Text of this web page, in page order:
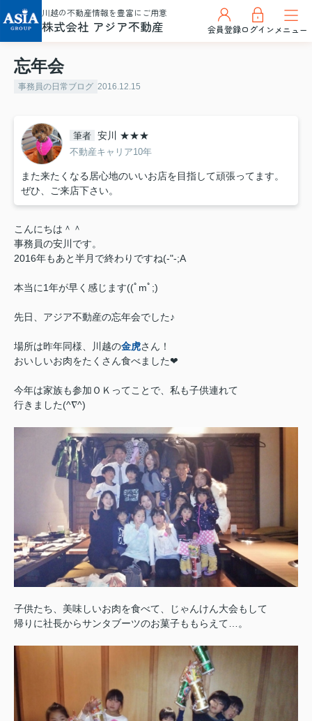
川越の不動産情報を豊富にご用意
株式会社 アジア不動産 会員登録ログインメニュー
忘年会
事務員の日常ブログ 2016.12.15
筆者 安川 ★★★
不動産キャリア10年
また来たくなる居心地のいいお店を目指して頑張ってます。
ぜひ、ご来店下さい。
こんにちは＾＾
事務員の安川です。
2016年もあと半月で終わりですね(-"-;A
本当に1年が早く感じます((ﾟmﾟ;)
先日、アジア不動産の忘年会でした♪
場所は昨年同様、川越の金虎さん！
おいしいお肉をたくさん食べました❤
今年は家族も参加ＯＫってことで、私も子供連れて
行きました(^∇^)
子供たち、美味しいお肉を食べて、じゃんけん大会もして
帰りに社長からサンタブーツのお菓子ももらえて…。